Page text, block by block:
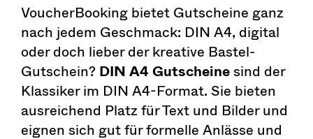
VoucherBooking bietet Gutscheine ganz
nach jedem Geschmack: DIN A4, digital
oder doch lieber der kreative Bastel-
Gutschein?DIN A4 Gutscheinesind der
Klassiker im DIN A4-Format. Sie bieten
ausreichend Platz für Text und Bilder und
eignen sich gut für formelle Anlässe und